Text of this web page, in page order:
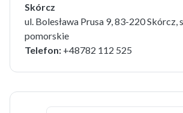
Skórcz
ul. Bolesława Prusa 9, 83-220 Skórcz,
pomorskie
Telefon: +48782 112 525